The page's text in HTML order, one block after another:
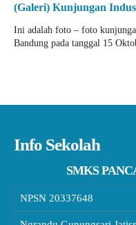
(Galeri) Kunjungan
Ini adalah foto – foto
Bandung pada tanggal 15
Info Sekolah
SMKS
NPSN 20337648